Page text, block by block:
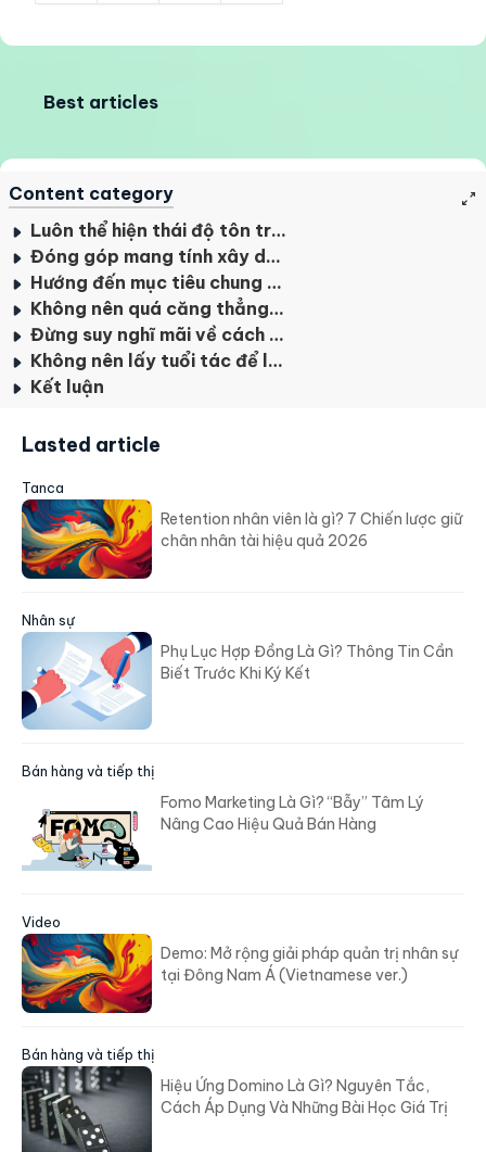
Best articles
Content category
Luôn thể hiện thái độ tôn trọng
Đóng góp mang tính xây dựng
Hướng đến mục tiêu chung trong công việc
Không nên quá căng thẳng khi làm việc cùng sếp
Đừng suy nghĩ mãi về cách bạn có thể thay thế sếp
Không nên lấy tuổi tác để làm thước đo trong công việc
Kết luận
Lasted article
Tanca
Retention nhân viên là gì? 7 Chiến lược giữ
chân nhân tài hiệu quả 2026
Nhân sự
Phụ Lục Hợp Đồng Là Gì? Thông Tin Cần
Biết Trước Khi Ký Kết
Bán hàng và tiếp thị
Fomo Marketing Là Gì? “Bẫy” Tâm Lý
Nâng Cao Hiệu Quả Bán Hàng
Video
Demo: Mở rộng giải pháp quản trị nhân sự
tại Đông Nam Á (Vietnamese ver.)
Bán hàng và tiếp thị
Hiệu Ứng Domino Là Gì? Nguyên Tắc,
Cách Áp Dụng Và Những Bài Học Giá Trị